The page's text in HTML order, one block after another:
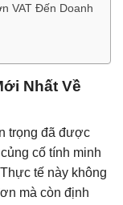
VAT Đến Doanh
Nhất Về
trọng đã được
cố tính minh
tế này không
mà còn định